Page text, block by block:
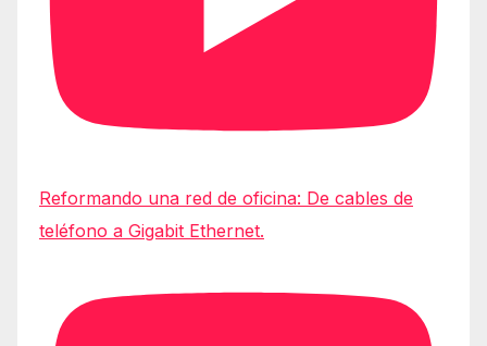
Reformando una red de oficina: De cables de
teléfono a Gigabit Ethernet.